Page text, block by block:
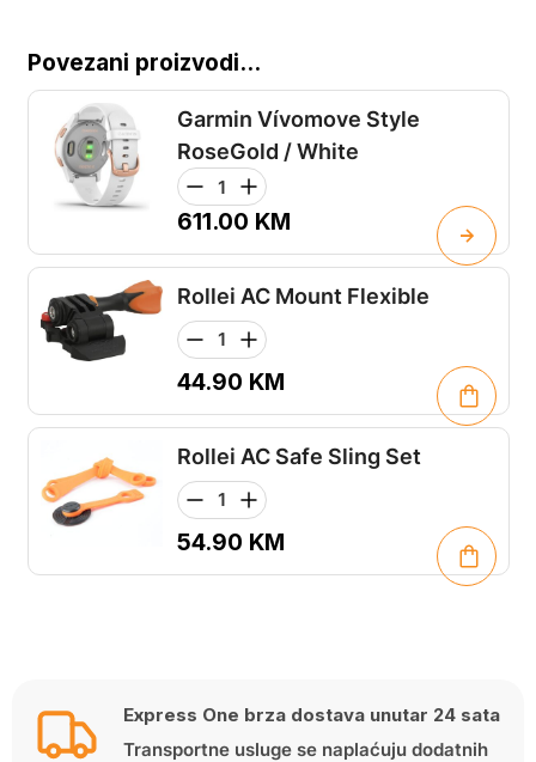
Povezani proizvodi...
Garmin Vívomove Style
RoseGold / White
611.00 KM
Rollei AC Mount Flexible
44.90 KM
Rollei AC Safe Sling Set
54.90 KM
Express One brza dostava unutar 24 sata
Transportne usluge se naplaćuju dodatnih